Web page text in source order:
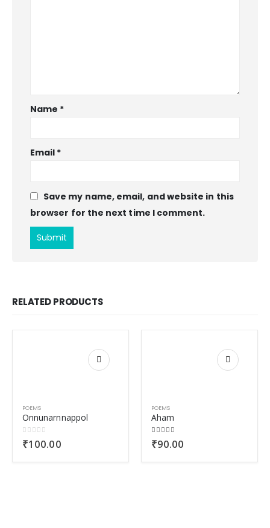
Name *
Email *
Save my name, email, and website in this
browser for the next time I comment.
RELATED PRODUCTS
POEMS
Onnunarnnappol
0out of 5
₹100.00
POEMS
Aham
5.00out of 5
₹90.00